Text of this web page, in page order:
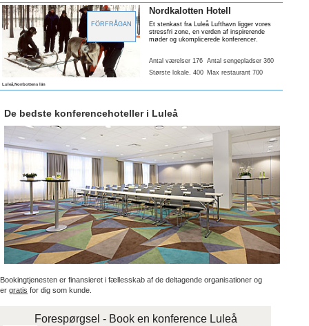
FÖRFRÅGAN
Nordkalotten Hotell
Et stenkast fra Luleå Lufthavn ligger vores
stressfri zone, en verden af inspirerende
møder og ukomplicerede konferencer.
Antal værelser 176 Antal sengepladser 360
Største lokale. 400 Max restaurant 700
Luleå,Norrbottens län
De bedste konferencehoteller i Luleå
Bookingtjenesten er finansieret i fællesskab af de deltagende organisationer og
er gratis for dig som kunde.
Forespørgsel - Book en konference Luleå